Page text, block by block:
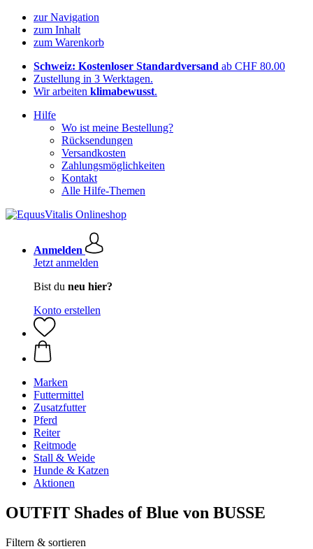
zur Navigation
zum Inhalt
zum Warenkorb
Schweiz: Kostenloser Standardversand ab CHF 80.00
Zustellung in 3 Werktagen.
Wir arbeiten klimabewusst.
Hilfe
Wo ist meine Bestellung?
Rücksendungen
Versandkosten
Zahlungsmöglichkeiten
Kontakt
Alle Hilfe-Themen
Anmelden
Jetzt anmelden
Bist du neu hier?
Konto erstellen
Marken
Futtermittel
Zusatzfutter
Pferd
Reiter
Reitmode
Stall & Weide
Hunde & Katzen
Aktionen
OUTFIT Shades of Blue von BUSSE
Filtern & sortieren